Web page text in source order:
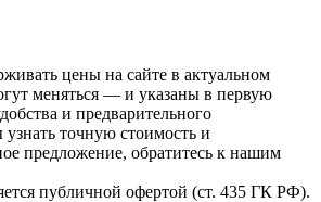
цены на сайте в актуальном
меняться — и указаны в первую
и предварительного
точную стоимость и
предложение, обратитесь к нашим
публичной офертой (ст. 435 ГК РФ).